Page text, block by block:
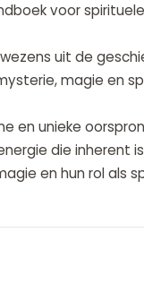
voor
uit de
magie en
en unieke
die inherent
en hun rol als